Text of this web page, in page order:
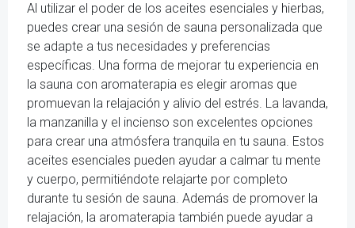
Al utilizar el poder de los aceites esenciales y hierbas,
puedes crear una sesión de sauna personalizada que
se adapte a tus necesidades y preferencias
específicas. Una forma de mejorar tu experiencia en
la sauna con aromaterapia es elegir aromas que
promuevan la relajación y alivio del estrés. La lavanda,
la manzanilla y el incienso son excelentes opciones
para crear una atmósfera tranquila en tu sauna. Estos
aceites esenciales pueden ayudar a calmar tu mente
y cuerpo, permitiéndote relajarte por completo
durante tu sesión de sauna. Además de promover la
relajación, la aromaterapia también puede ayudar a